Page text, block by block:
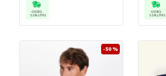
GYORS
SZÁLLÍTÁS
GYORS
SZÁLLÍTÁS
-50 %